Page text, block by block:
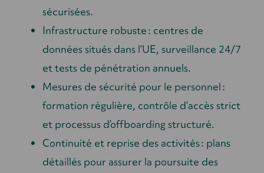
sécurisées.
Infrastructure robuste : centres de
données situés dans l’UE, surveillance 24/7
et tests de pénétration annuels.
Mesures de sécurité pour le personnel :
formation régulière, contrôle d’accès strict
et processus d’offboarding structuré.
Continuité et reprise des activités : plans
détaillés pour assurer la poursuite des